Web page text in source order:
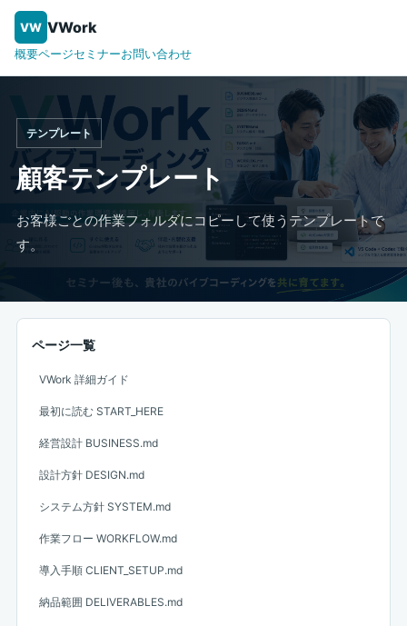
VW VWork
概要ページセミナーお問い合わせ
テンプレート
顧客テンプレート
お客様ごとの作業フォルダにコピーして使うテンプレートで
す。
ページ一覧
VWork 詳細ガイド
最初に読む START_HERE
経営設計 BUSINESS.md
設計方針 DESIGN.md
システム方針 SYSTEM.md
作業フロー WORKFLOW.md
導入手順 CLIENT_SETUP.md
納品範囲 DELIVERABLES.md